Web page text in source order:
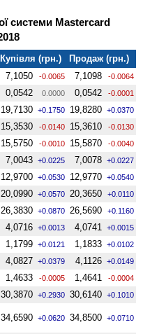
системи Mastercard
Купівля (грн.)
Продаж (грн.)
7,1050 -0.0065 7,1098 -0.0064
0,0542 0.0000 0,0542 -0.0001
19,7130 +0.1750 19,8280 +0.0370
15,3530 -0.0140 15,3610 -0.0130
15,5750 -0.0010 15,5870 -0.0040
7,0043 +0.0225 7,0078 +0.0227
12,9700 +0.0530 12,9770 +0.0540
20,0990 +0.0570 20,3650 +0.0110
26,3830 +0.0870 26,5690 +0.1160
4,0716 +0.0013 4,0741 +0.0015
1,1799 +0.0121 1,1833 +0.0102
4,0827 +0.0379 4,1126 +0.0149
1,4633 -0.0005 1,4641 -0.0004
30,3870 +0.2930 30,6140 +0.1010
34,6590 +0.0620 34,8500 +0.0710